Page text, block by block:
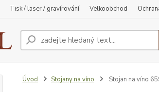
Tisk / laser / gravírování Velkoobchod
Úvod Stojany na víno Stojan na víno